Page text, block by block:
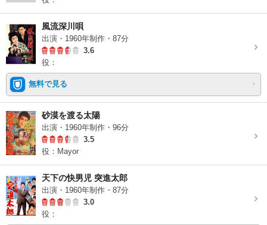
風流深川唄
出演・1960年制作・87分
3.6
役：
無料で見る
砂漠を渡る太陽
出演・1960年制作・96分
3.5
役：Mayor
天下の快男児 突進太郎
出演・1960年制作・87分
3.0
役：